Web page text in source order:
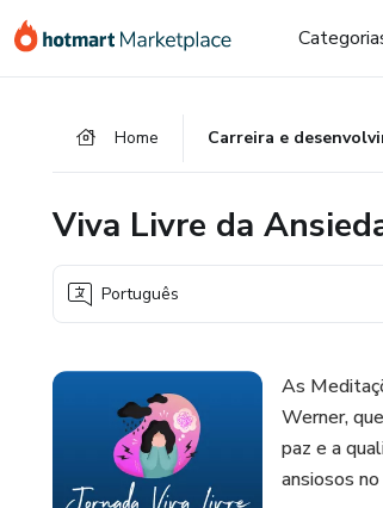
para
para
para
Home Carreira e
Viva Livre da
Português
As
Werner,
paz e a
ansiosos